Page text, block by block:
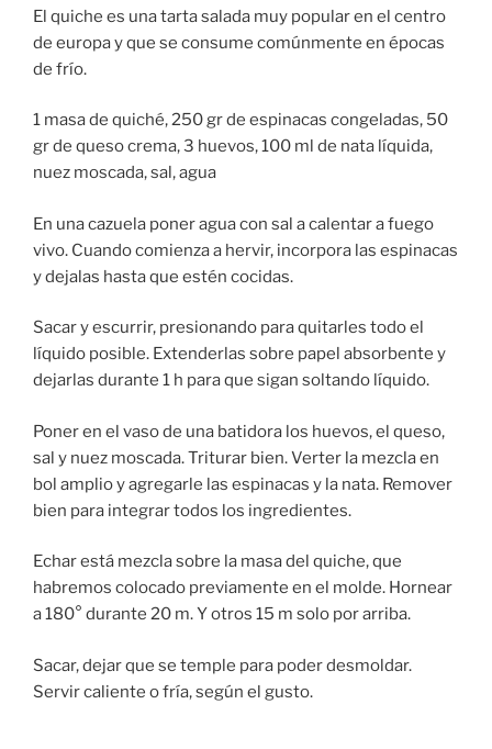
El quiche es una tarta salada muy popular en el centro
de europa y que se consume comúnmente en épocas
de frío.
1 masa de quiché, 250 gr de espinacas congeladas, 50
gr de queso crema, 3 huevos, 100 ml de nata líquida,
nuez moscada, sal, agua
En una cazuela poner agua con sal a calentar a fuego
vivo. Cuando comienza a hervir, incorpora las espinacas
y dejalas hasta que estén cocidas.
Sacar y escurrir, presionando para quitarles todo el
líquido posible. Extenderlas sobre papel absorbente y
dejarlas durante 1 h para que sigan soltando líquido.
Poner en el vaso de una batidora los huevos, el queso,
sal y nuez moscada. Triturar bien. Verter la mezcla en
bol amplio y agregarle las espinacas y la nata. Remover
bien para integrar todos los ingredientes.
Echar está mezcla sobre la masa del quiche, que
habremos colocado previamente en el molde. Hornear
a 180° durante 20 m. Y otros 15 m solo por arriba.
Sacar, dejar que se temple para poder desmoldar.
Servir caliente o fría, según el gusto.